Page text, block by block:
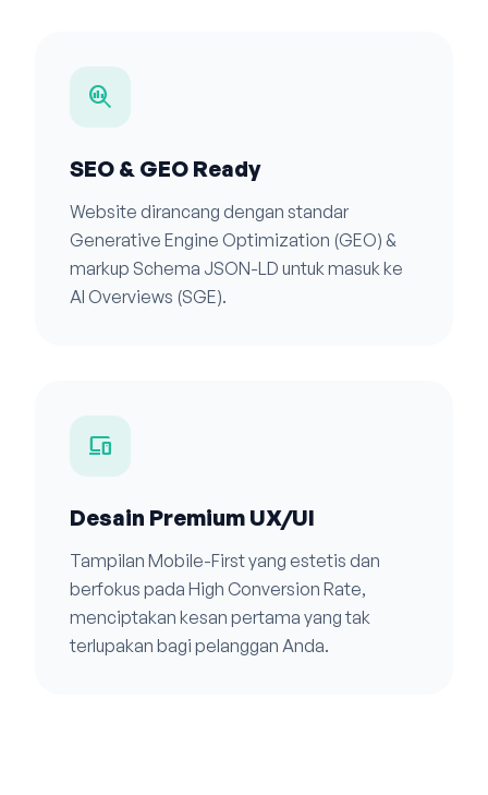
search_insights
SEO & GEO Ready
Website dirancang dengan standar
Generative Engine Optimization (GEO) &
markup Schema JSON-LD untuk masuk ke
AI Overviews (SGE).
devices
Desain Premium UX/UI
Tampilan Mobile-First yang estetis dan
berfokus pada High Conversion Rate,
menciptakan kesan pertama yang tak
terlupakan bagi pelanggan Anda.